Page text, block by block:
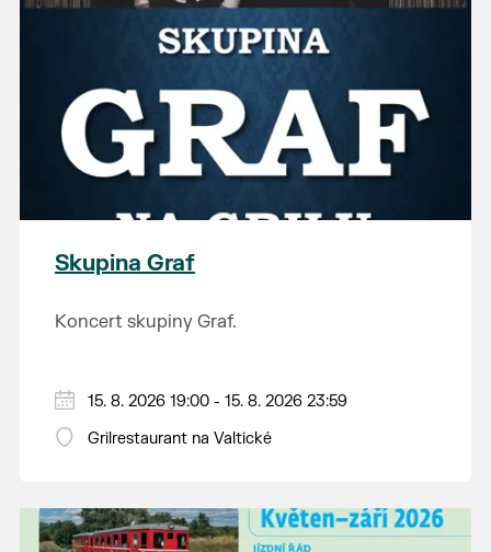
Skupina Graf
Koncert skupiny Graf.
15. 8. 2026 19:00 - 15. 8. 2026 23:59
Grilrestaurant na Valtické